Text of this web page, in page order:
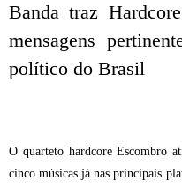
Banda traz
mensagens
político do Brasil
O quarteto hardcore Escombro
cinco músicas já nas principais